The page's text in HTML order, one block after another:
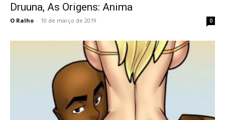
Druuna, As Origens: Anima
O Ralho - 10 de março de 2019 0